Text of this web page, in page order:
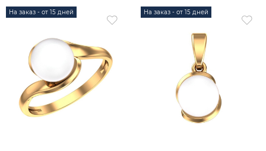
На заказ - от 15 дней На заказ - от 15 дней